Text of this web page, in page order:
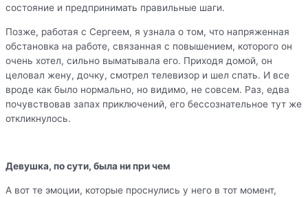
состояние и предпринимать правильные шаги.
Позже, работая с Сергеем, я узнала о том, что напряженная
обстановка на работе, связанная с повышением, которого он
очень хотел, сильно выматывала его. Приходя домой, он
целовал жену, дочку, смотрел телевизор и шел спать. И все
вроде как было нормально, но видимо, не совсем. Раз, едва
почувствовав запах приключений, его бессознательное тут же
откликнулось.
Девушка, по сути, была ни при чем
А вот те эмоции, которые проснулись у него в тот момент,